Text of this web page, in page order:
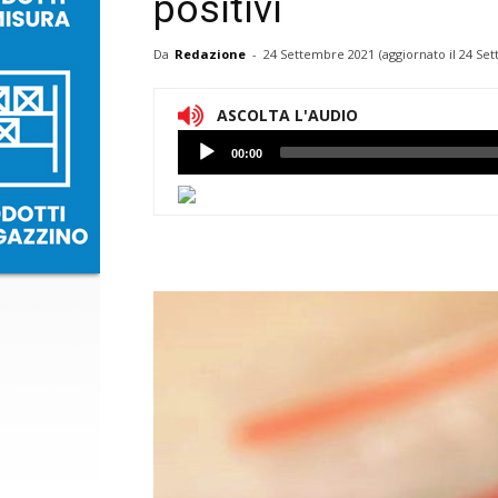
positivi
Da Redazione - 24 Settembre 2021 (aggiornato il 24
ASCOLTA L'AUDIO
Lettore
Audio
00:00